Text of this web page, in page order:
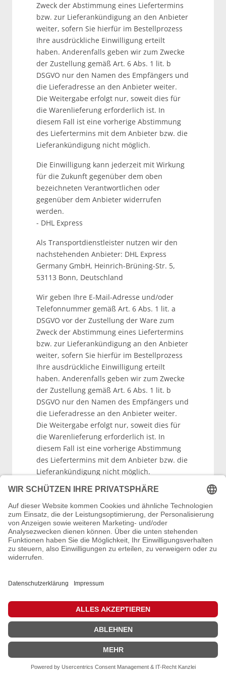
Zweck der Abstimmung eines Liefertermins
bzw. zur Lieferankündigung an den Anbieter
weiter, sofern Sie hierfür im Bestellprozess
Ihre ausdrückliche Einwilligung erteilt
haben. Anderenfalls geben wir zum Zwecke
der Zustellung gemäß Art. 6 Abs. 1 lit. b
DSGVO nur den Namen des Empfängers und
die Lieferadresse an den Anbieter weiter.
Die Weitergabe erfolgt nur, soweit dies für
die Warenlieferung erforderlich ist. In
diesem Fall ist eine vorherige Abstimmung
des Liefertermins mit dem Anbieter bzw. die
Lieferankündigung nicht möglich.
Die Einwilligung kann jederzeit mit Wirkung
für die Zukunft gegenüber dem oben
bezeichneten Verantwortlichen oder
gegenüber dem Anbieter widerrufen
werden.
- DHL Express
Als Transportdienstleister nutzen wir den
nachstehenden Anbieter: DHL Express
Germany GmbH, Heinrich-Brüning-Str. 5,
53113 Bonn, Deutschland
Wir geben Ihre E-Mail-Adresse und/oder
Telefonnummer gemäß Art. 6 Abs. 1 lit. a
DSGVO vor der Zustellung der Ware zum
Zweck der Abstimmung eines Liefertermins
bzw. zur Lieferankündigung an den Anbieter
weiter, sofern Sie hierfür im Bestellprozess
Ihre ausdrückliche Einwilligung erteilt
haben. Anderenfalls geben wir zum Zwecke
der Zustellung gemäß Art. 6 Abs. 1 lit. b
DSGVO nur den Namen des Empfängers und
die Lieferadresse an den Anbieter weiter.
Die Weitergabe erfolgt nur, soweit dies für
die Warenlieferung erforderlich ist. In
diesem Fall ist eine vorherige Abstimmung
des Liefertermins mit dem Anbieter bzw. die
Lieferankündigung nicht möglich.
Die Einwilligung kann jederzeit mit Wirkung
für die Zukunft gegenüber dem oben
bezeichneten Verantwortlichen oder
gegenüber dem Anbieter widerrufen
werden.
8.5
- Amazon Pay
Auf dieser Website stehen eine oder
mehrere Online-Zahlungsarten des
folgenden Anbieters zur Verfügung: Amazon
Payments Europe s.c.a., 38 avenue J.F.
Kennedy, L-1855 Luxemburg